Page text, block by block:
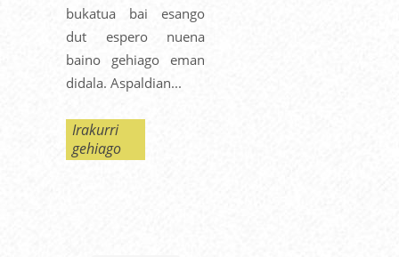
bukatua bai esango
dut espero nuena
baino gehiago eman
didala. Aspaldian...
Irakurri
gehiago